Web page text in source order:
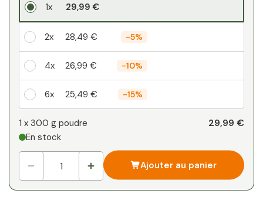
1x 29,99 €
2x 28,49 € -5%
4x 26,99 € -10%
6x 25,49 € -15%
1x
1 x 300 g poudre
En stock
29,99 €
Ajouter au panier